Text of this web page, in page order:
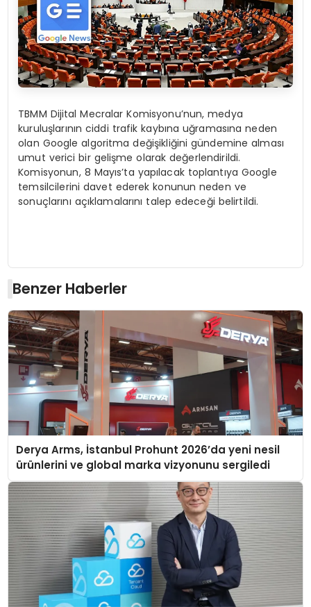
TBMM Dijital Mecralar Komisyonu’nun, medya
kuruluşlarının ciddi trafik kaybına uğramasına neden
olan Google algoritma değişikliğini gündemine alması
umut verici bir gelişme olarak değerlendirildi.
Komisyonun, 8 Mayıs’ta yapılacak toplantıya Google
temsilcilerini davet ederek konunun neden ve
sonuçlarını açıklamalarını talep edeceği belirtildi.
Benzer Haberler
Derya Arms, İstanbul Prohunt 2026’da yeni nesil
ürünlerini ve global marka vizyonunu sergiledi